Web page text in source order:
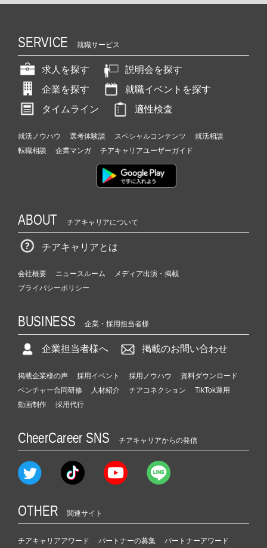
SERVICE 就職サービス
求人を探す
説明会を探す
企業を探す
就職イベントを探す
タイムライン
適性検査
就活ノウハウ 選考体験談 スペシャルコンテンツ
就活相談
転職相談
企業マンガ チアキャリアユーザーガイド
ABOUT チアキャリアについて
チアキャリアとは
会社概要 ニュースルーム
メディア出演・掲載
プライバシーポリシー
BUSINESS 企業・採用担当者様
企業担当者様へ 掲載のお問い合わせ
掲載企業様の声 採用イベント 採用ノウハウ
資料ダウンロード
ベンチャー合同研修
人材紹介 チアコネクション
TikTok運用
動画制作
採用代行
CheerCareer SNS チアキャリアからの発信
OTHER 関連サイト
チアキャリアアワード パートナーの募集 パートナーアワード